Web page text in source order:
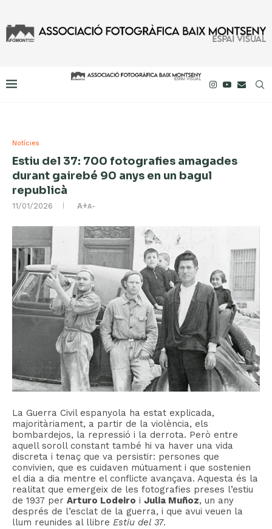
Notícies
Estiu del 37: 700 fotografies amagades
durant gairebé 90 anys en un bagul
republicà
11/01/2026 A+A-
La Guerra Civil espanyola ha estat explicada,
majoritàriament, a partir de la violència, els
bombardejos, la repressió i la derrota. Però entre
aquell soroll constant també hi va haver una vida
discreta i tenaç que va persistir: persones que
convivien, que es cuidaven mútuament i que sostenien
el dia a dia mentre el conflicte avançava. Aquesta és la
realitat que emergeix de les fotografies preses l’estiu
de 1937 per Arturo Lodeiro i Julia Muñoz, un any
després de l’esclat de la guerra, i que avui veuen la
llum reunides al llibre Estiu del 37.